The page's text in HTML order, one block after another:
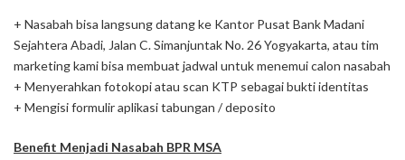
+ Nasabah bisa langsung datang ke Kantor Pusat Bank Madani
Sejahtera Abadi, Jalan C. Simanjuntak No. 26 Yogyakarta, atau tim
marketing kami bisa membuat jadwal untuk menemui calon nasabah
+ Menyerahkan fotokopi atau scan KTP sebagai bukti identitas
+ Mengisi formulir aplikasi tabungan / deposito
Benefit Menjadi Nasabah BPR MSA